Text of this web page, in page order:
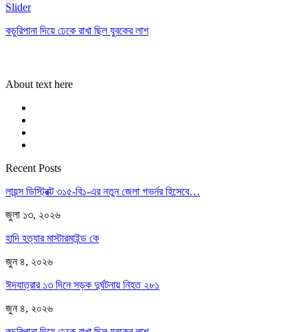
Slider
কচুরিপানা দিয়ে ঢেকে রাখা ছিল যুবকের লাশ
About text here
Recent Posts
লায়ন্স ডিস্ট্রিক্ট ৩১৫-বি১-এর নতুন জেলা গভর্নর হিসেবে…
জুলা ১৩, ২০২৬
হাদি হত্যার মাস্টারমাইন্ড কে
জুন ৪, ২০২৬
ঈদযাত্রার ১৩ দিনে সড়ক দুর্ঘটনায় নিহত ২৮১
জুন ৪, ২০২৬